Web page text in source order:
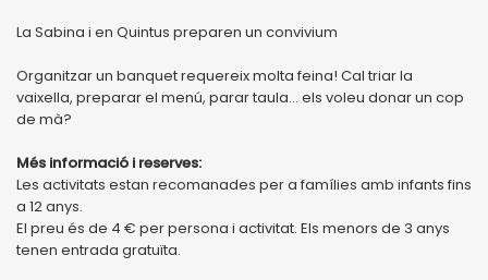
La Sabina i en Quintus preparen un convivium
Organitzar un banquet requereix molta feina! Cal triar la
vaixella, preparar el menú, parar taula... els voleu donar un cop
de mà?
Més informació i reserves:
Les activitats estan recomanades per a famílies amb infants fins
a 12 anys.
El preu és de 4 € per persona i activitat. Els menors de 3 anys
tenen entrada gratuïta.